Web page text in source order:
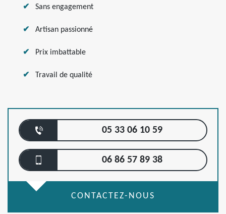
Sans engagement
Artisan passionné
Prix imbattable
Travail de qualité
05 33 06 10 59
06 86 57 89 38
CONTACTEZ-NOUS